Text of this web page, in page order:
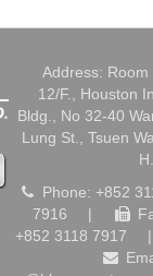
Address: Room
12/F., Houston
Bldg., No 32-40
Lung St., Tsuen
Phone: +852
7916
|
+852 3118 7917
|